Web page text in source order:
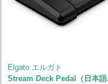
Elgato エルガト
Stream Deck Pedal（日本